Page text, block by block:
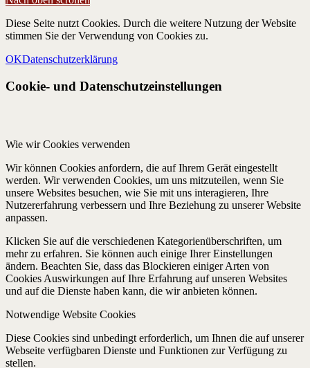
Diese Seite nutzt Cookies. Durch die weitere Nutzung der Website
stimmen Sie der Verwendung von Cookies zu.
OKDatenschutzerklärung
Cookie- und Datenschutzeinstellungen
Wie wir Cookies verwenden
Wir können Cookies anfordern, die auf Ihrem Gerät eingestellt
werden. Wir verwenden Cookies, um uns mitzuteilen, wenn Sie
unsere Websites besuchen, wie Sie mit uns interagieren, Ihre
Nutzererfahrung verbessern und Ihre Beziehung zu unserer Website
anpassen.
Klicken Sie auf die verschiedenen Kategorienüberschriften, um
mehr zu erfahren. Sie können auch einige Ihrer Einstellungen
ändern. Beachten Sie, dass das Blockieren einiger Arten von
Cookies Auswirkungen auf Ihre Erfahrung auf unseren Websites
und auf die Dienste haben kann, die wir anbieten können.
Notwendige Website Cookies
Diese Cookies sind unbedingt erforderlich, um Ihnen die auf unserer
Webseite verfügbaren Dienste und Funktionen zur Verfügung zu
stellen.